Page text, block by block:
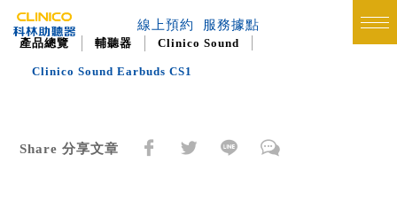
線上預約 服務據點
產品總覽 輔聽器 Clinico Sound
Clinico Sound Earbuds CS1
Share 分享文章